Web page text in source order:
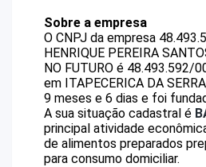
Sobre a empresa
O CNPJ da empresa
HENRIQUE PEREIRA
NO FUTURO é 48.493.592/
em ITAPECERICA DA
9 meses e 6 dias e foi
A sua situação cadastral é
principal atividade
de alimentos preparados
para consumo domiciliar.